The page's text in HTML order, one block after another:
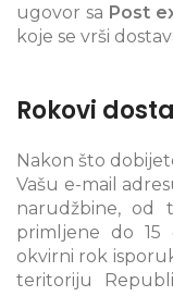
ugovor sa Post
koje se vrši
Rokovi
Nakon što
Vašu e-mail
narudžbine, od
primljene do 15
okvirni rok
teritoriju